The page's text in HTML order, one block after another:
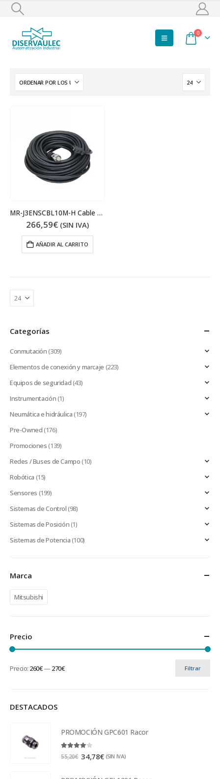
0
MR-J3ENSCBL10M-H Cable encoder
266,59€ (SIN IVA)
AÑADIR AL CARRITO
Categorías
Conmutación(309)
Elementos de conexión y marcaje (223)
Equipos de seguridad(43)
Instrumentación(1)
Neumática e hidráulica(197)
Pre-Owned(176)
Promociones(139)
Redes / Buses de Campo(10)
Robótica (15)
Sensores (199)
Sistemas de Control(98)
Sistemas de Posición(1)
Sistemas de Potencia(100)
Marca
Mitsubishi
Precio
Filtrar
Precio: 260€— 270€
DESTACADOS
PROMOCIÓN GPC601 Racor
4.00out of 5
55,20€ 34,78€ (SIN IVA)